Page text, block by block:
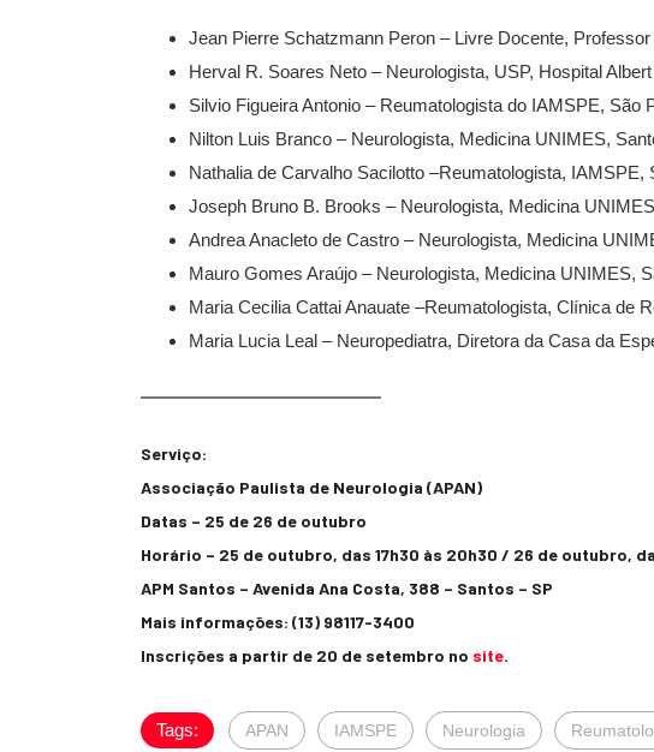
Jean Pierre Schatzmann Peron – Livre Docente,
Herval R. Soares Neto – Neurologista, USP, Hospital
Silvio Figueira Antonio – Reumatologista do IAMSPE, São
Nilton Luis Branco – Neurologista, Medicina UNIMES,
Nathalia de Carvalho Sacilotto –Reumatologista, IAMSPE,
Joseph Bruno B. Brooks – Neurologista, Medicina
Andrea Anacleto de Castro – Neurologista, Medicina
Mauro Gomes Araújo – Neurologista, Medicina UNIMES,
Maria Cecilia Cattai Anauate –Reumatologista, Clínica de
Maria Lucia Leal – Neuropediatra, Diretora da Casa da
Serviço:
Associação Paulista de Neurologia (APAN)
Datas – 25 de 26 de outubro
Horário – 25 de outubro, das 17h30 às 20h30 / 26 de outubro,
APM Santos – Avenida Ana Costa, 388 – Santos – SP
Mais informações: (13) 98117-3400
Inscrições a partir de 20 de setembro no site.
Tags: APAN IAMSPE Neurologia